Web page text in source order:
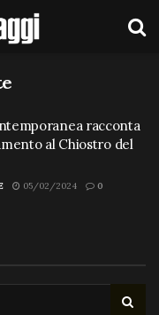
racconta
al Chiostro del
05/02/2024 0